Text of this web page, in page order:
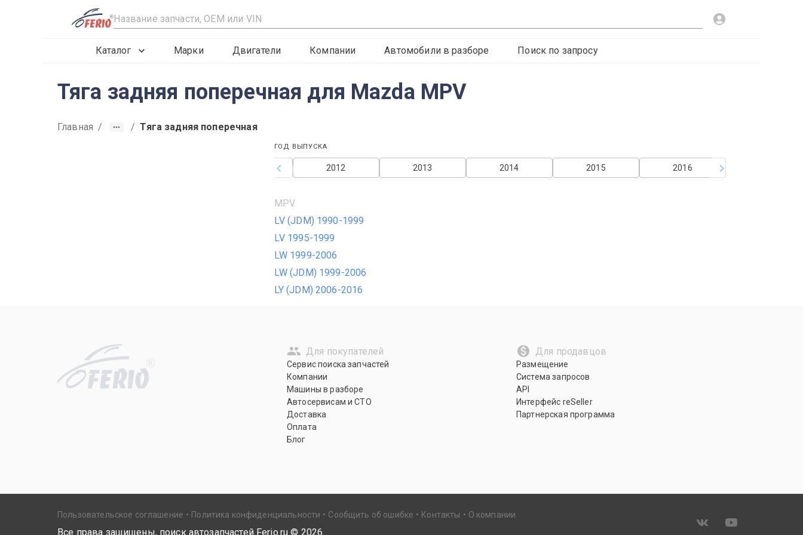
R
Каталог Марки Двигатели Компании Автомобили в разборе Поиск по запросу
Тяга задняя поперечная для Mazda MPV
Главная / / Тяга задняя поперечная
ГОД ВЫПУСКА
2016
2015
2014
2013
2012
MPV
LV (JDM) 1990-1999
LV 1995-1999
LW 1999-2006
LW (JDM) 1999-2006
LY (JDM) 2006-2016
R
Для покупателей
Сервис поиска запчастей
Компании
Машины в разборе
Автосервисам и СТО
Доставка
Оплата
Блог
Для продавцов
Размещение
Система запросов
API
Интерфейс reSeller
Партнерская программа
Пользовательское соглашение Политика конфиденциальности Сообщить об ошибке Контакты О компании
Все права защищены, поиск автозапчастей Ferio.ru © 2026